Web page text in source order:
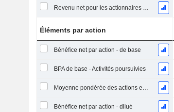
Revenu net pour les actionnaires ordinaires, hors éléments exceptionnelsRésultat net pour les actionnaires ordinaires, éléments exceptionnels exclus.
Éléments par action
Bénéfice net par action - de base
BPA de base - Activités poursuivies
Moyenne pondérée des actions en circulation
Bénéfice net par action - dilué